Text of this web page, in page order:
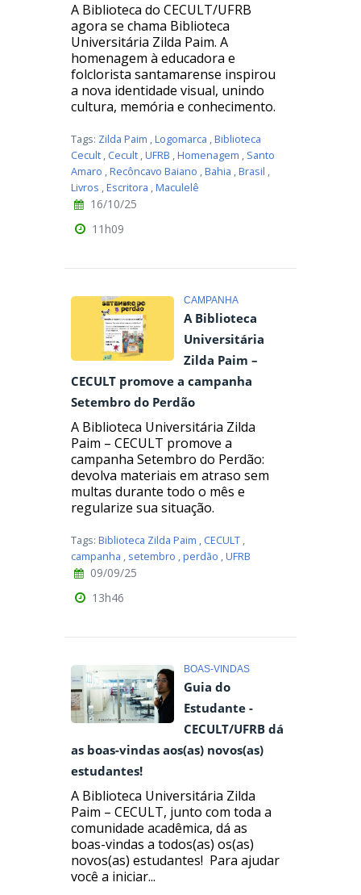
A Biblioteca do CECULT/UFRB
agora se chama Biblioteca
Universitária Zilda Paim. A
homenagem à educadora e
folclorista santamarense inspirou
a nova identidade visual, unindo
cultura, memória e conhecimento.
Tags: Zilda Paim ,Logomarca ,Biblioteca
Cecult , Cecult ,UFRB ,Homenagem , Santo
Amaro ,Recôncavo Baiano ,Bahia ,Brasil ,
Livros ,Escritora ,Maculelê
16/10/25
11h09
CAMPANHA
A Biblioteca
Universitária
Zilda Paim –
CECULT promove a campanha
Setembro do Perdão
A Biblioteca Universitária Zilda
Paim – CECULT promove a
campanha Setembro do Perdão:
devolva materiais em atraso sem
multas durante todo o mês e
regularize sua situação.
Tags: Biblioteca Zilda Paim , CECULT ,
campanha , setembro ,perdão ,UFRB
09/09/25
13h46
BOAS-VINDAS
Guia do
Estudante -
CECULT/UFRB dá
as boas-vindas aos(as) novos(as)
estudantes!
A Biblioteca Universitária Zilda
Paim – CECULT, junto com toda a
comunidade acadêmica, dá as
boas-vindas a todos(as) os(as)
novos(as) estudantes! Para ajudar
você a iniciar...